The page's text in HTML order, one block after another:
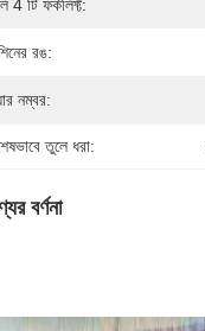
4 টি ফর্কলিফ্ট:
রঙ:
নম্বর:
তুলে ধরা:
বর্ণনা